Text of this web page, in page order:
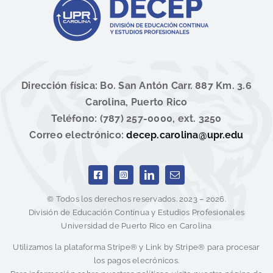
Dirección física: Bo. San Antón Carr. 887 Km. 3.6
Carolina, Puerto Rico
Teléfono: (787) 257-0000, ext. 3250
Correo electrónico:decep.carolina@upr.edu
© Todos los derechos reservados. 2023 – 2026.
División de Educación Continua y Estudios Profesionales
Universidad de Puerto Rico en Carolina
Utilizamos la plataforma Stripe® y Link by Stripe® para procesar
los pagos elecrónicos.